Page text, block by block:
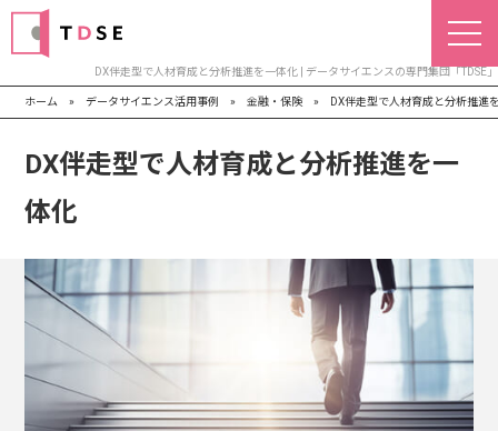
DX伴走型で人材育成と分析推進を一体化 | データサイエンスの専門集団「TDSE」
ホーム » データサイエンス活用事例 » 金融・保険 » DX伴走型で人材育成と分析推進
DX伴走型で人材育成と分析推進を一
体化